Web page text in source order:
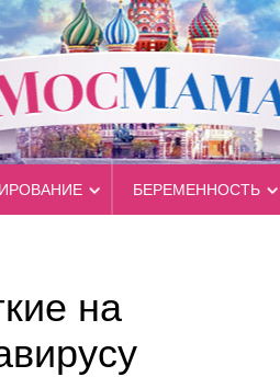
БЕРЕМЕННОСТЬ
на